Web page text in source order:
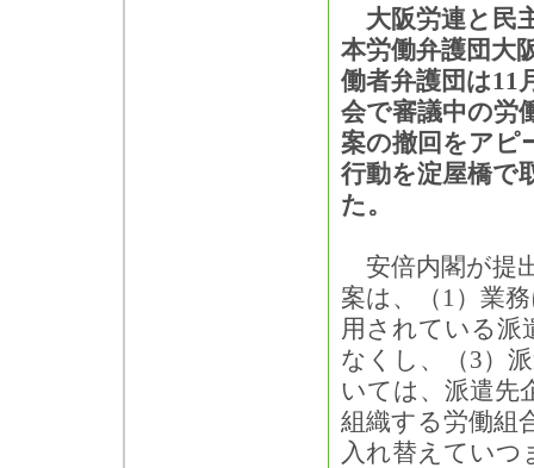
大阪労連と民
本労働弁護団大
働者弁護団は11
会で審議中の労
案の撤回をアピ
行動を淀屋橋で
た。
安倍内閣が提
案は、（1）業
用されている派
なくし、（3）
いては、派遣先
組織する労働組
入れ替えていつ